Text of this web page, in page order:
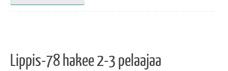
Lippis-78 hakee 2-3 pelaajaa